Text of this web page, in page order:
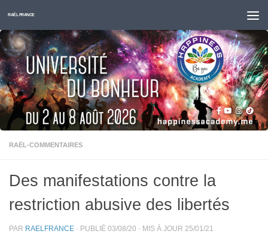
Skip to content
RAËL FRANCE
RAËL-COMMENTAIRES
Des manifestations contre la
restriction abusive des libertés
PAR RAELFRANCE · PUBLIÉ 03/08/20 · MIS À JOUR 25/01/21